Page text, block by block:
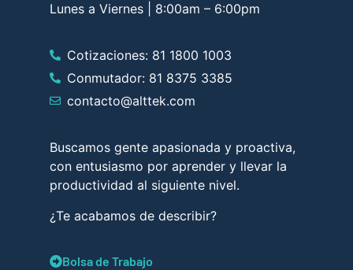
Lunes a Viernes | 8:00am – 6:00pm
Cotizaciones: 81 1800 1003
Conmutador: 81 8375 3385
contacto@alttek.com
Buscamos gente apasionada y proactiva,
con entusiasmo por aprender y llevar la
productividad al siguiente nivel.
¿Te acabamos de describir?
Bolsa de Trabajo